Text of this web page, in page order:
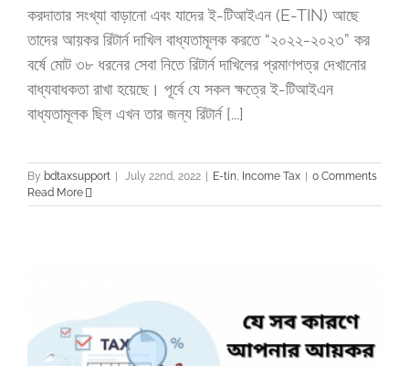
করদাতার সংখ্যা বাড়ানো এবং যাদের ই-টিআইএন (E-TIN) আছে
তাদের আয়কর রিটার্ন দাখিল বাধ্যতামূলক করতে “২০২২-২০২৩” কর
বর্ষে মোট ৩৮ ধরনের সেবা নিতে রিটার্ন দাখিলের প্রমাণপত্র দেখানোর
বাধ্যবাধকতা রাখা হয়েছে। পূর্বে যে সকল ক্ষত্রে ই-টিআইএন
বাধ্যতামূলক ছিল এখন তার জন্য রিটার্ন [...]
By bdtaxsupport | July 22nd, 2022 | E-tin, Income Tax | 0 Comments
Read More